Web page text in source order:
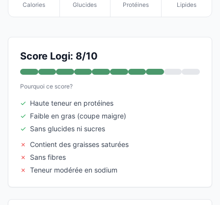
Calories Glucides Protéines Lipides
Score Logi: 8/10
Pourquoi ce score?
✓ Haute teneur en protéines
✓ Faible en gras (coupe maigre)
✓ Sans glucides ni sucres
✗
Contient des graisses saturées
✗
Sans fibres
✗ Teneur modérée en sodium